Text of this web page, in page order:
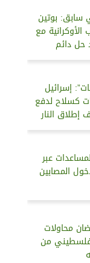
بوتين
الأوكرانية مع
حل دائم
إسرائيل
كسلاح لدفع
النار
عبر
المصابين
محاولات
من